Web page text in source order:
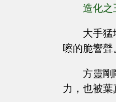
造化之
大手猛
嚓的脆響
方靈剛
力，也被葉